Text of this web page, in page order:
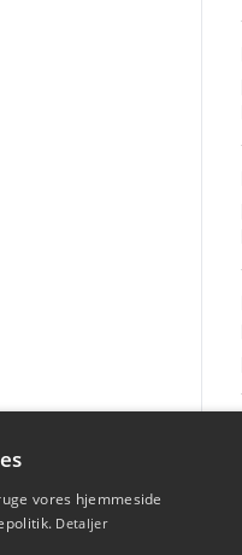
vores hjemmeside
Detaljer